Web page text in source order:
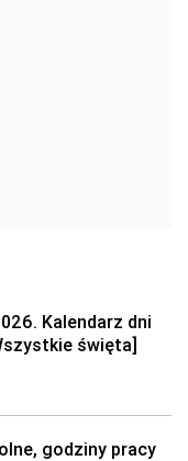
Kalendarz dni
święta]
godziny pracy